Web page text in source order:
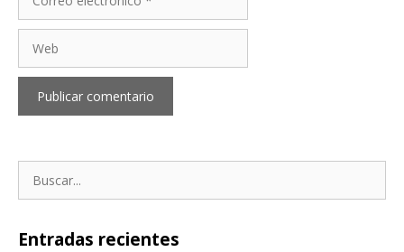
electrónico
Entradas recientes